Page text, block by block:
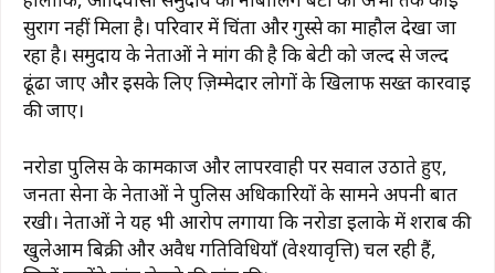
सुराग नहीं मिला है। परिवार में चिंता और गुस्से का माहौल देखा जा
रहा है। समुदाय के नेताओं ने मांग की है कि बेटी को जल्द से जल्द
ढूंढा जाए और इसके लिए ज़िम्मेदार लोगों के खिलाफ सख्त कार्रवाई
की जाए।
नरोडा पुलिस के कामकाज और लापरवाही पर सवाल उठाते हुए,
जनता सेना के नेताओं ने पुलिस अधिकारियों के सामने अपनी बात
रखी। नेताओं ने यह भी आरोप लगाया कि नरोडा इलाके में शराब की
खुलेआम बिक्री और अवैध गतिविधियाँ (वेश्यावृत्ति) चल रही हैं,